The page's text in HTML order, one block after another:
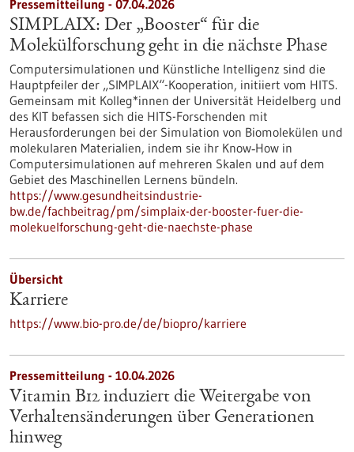
Pressemitteilung - 07.04.2026
SIMPLAIX: Der „Booster“ für die
Molekülforschung geht in die nächste Phase
Computersimulationen und Künstliche Intelligenz sind die
Hauptpfeiler der „SIMPLAIX“-Kooperation, initiiert vom HITS.
Gemeinsam mit Kolleg*innen der Universität Heidelberg und
des KIT befassen sich die HITS-Forschenden mit
Herausforderungen bei der Simulation von Biomolekülen und
molekularen Materialien, indem sie ihr Know‑How in
Computersimulationen auf mehreren Skalen und auf dem
Gebiet des Maschinellen Lernens bündeln.
https://www.gesundheitsindustrie-
bw.de/fachbeitrag/pm/simplaix-der-booster-fuer-die-
molekuelforschung-geht-die-naechste-phase
Übersicht
Karriere
https://www.bio-pro.de/de/biopro/karriere
Pressemitteilung - 10.04.2026
Vitamin B12 induziert die Weitergabe von
Verhaltensänderungen über Generationen
hinweg